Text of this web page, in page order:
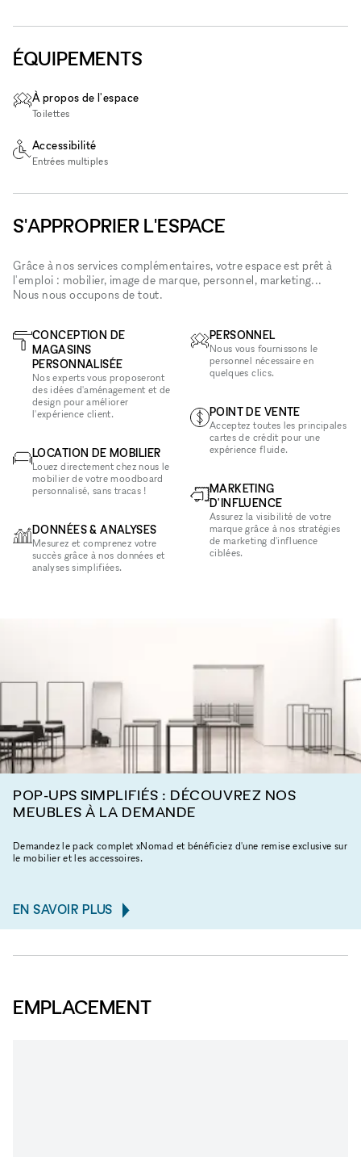
ÉQUIPEMENTS
À propos de l'espace
Toilettes
Accessibilité
Entrées multiples
S'APPROPRIER L'ESPACE
Grâce à nos services complémentaires, votre espace est prêt à
l'emploi : mobilier, image de marque, personnel, marketing...
Nous nous occupons de tout.
CONCEPTION DE
MAGASINS
PERSONNALISÉE
Nos experts vous proposeront
des idées d'aménagement et de
design pour améliorer
l'expérience client.
LOCATION DE MOBILIER
Louez directement chez nous le
mobilier de votre moodboard
personnalisé, sans tracas !
DONNÉES & ANALYSES
Mesurez et comprenez votre
succès grâce à nos données et
analyses simplifiées.
PERSONNEL
Nous vous fournissons le
personnel nécessaire en
quelques clics.
POINT DE VENTE
Acceptez toutes les principales
cartes de crédit pour une
expérience fluide.
MARKETING
D'INFLUENCE
Assurez la visibilité de votre
marque grâce à nos stratégies
de marketing d'influence
ciblées.
POP-UPS SIMPLIFIÉS : DÉCOUVREZ NOS
MEUBLES À LA DEMANDE
Demandez le pack complet xNomad et bénéficiez d'une remise exclusive sur
le mobilier et les accessoires.
EN SAVOIR PLUS
EMPLACEMENT